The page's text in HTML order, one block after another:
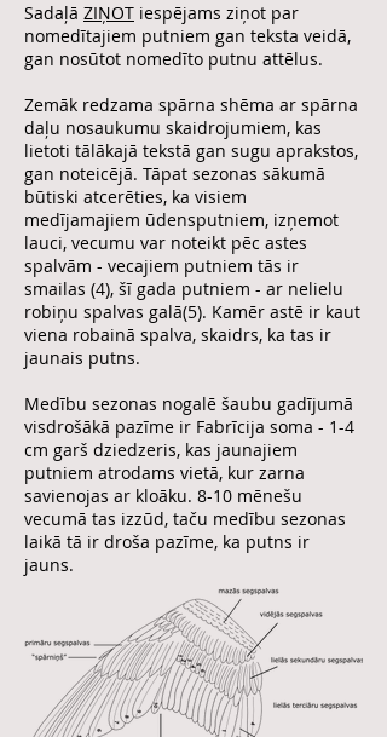
Sadaļā ZIŅOT iespējams ziņot par
nomedītajiem putniem gan teksta veidā,
gan nosūtot nomedīto putnu attēlus.
Zemāk redzama spārna shēma ar spārna
daļu nosaukumu skaidrojumiem, kas
lietoti tālākajā tekstā gan sugu aprakstos,
gan noteicējā. Tāpat sezonas sākumā
būtiski atcerēties, ka visiem
medījamajiem ūdensputniem, izņemot
lauci, vecumu var noteikt pēc astes
spalvām - vecajiem putniem tās ir
smailas (4), šī gada putniem - ar nelielu
robiņu spalvas galā(5). Kamēr astē ir kaut
viena robainā spalva, skaidrs, ka tas ir
jaunais putns.
Medību sezonas nogalē šaubu gadījumā
visdrošākā pazīme ir Fabrīcija soma - 1-4
cm garš dziedzeris, kas jaunajiem
putniem atrodams vietā, kur zarna
savienojas ar kloāku. 8-10 mēnešu
vecumā tas izzūd, taču medību sezonas
laikā tā ir droša pazīme, ka putns ir
jauns.